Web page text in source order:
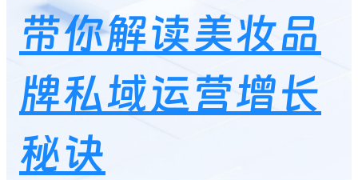
带你解读美妆品
牌私域运营增长
秘诀